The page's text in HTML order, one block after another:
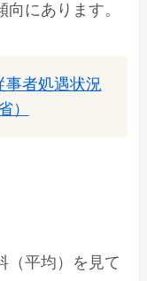
にあります。
事者処遇状況
）
（平均）を見て